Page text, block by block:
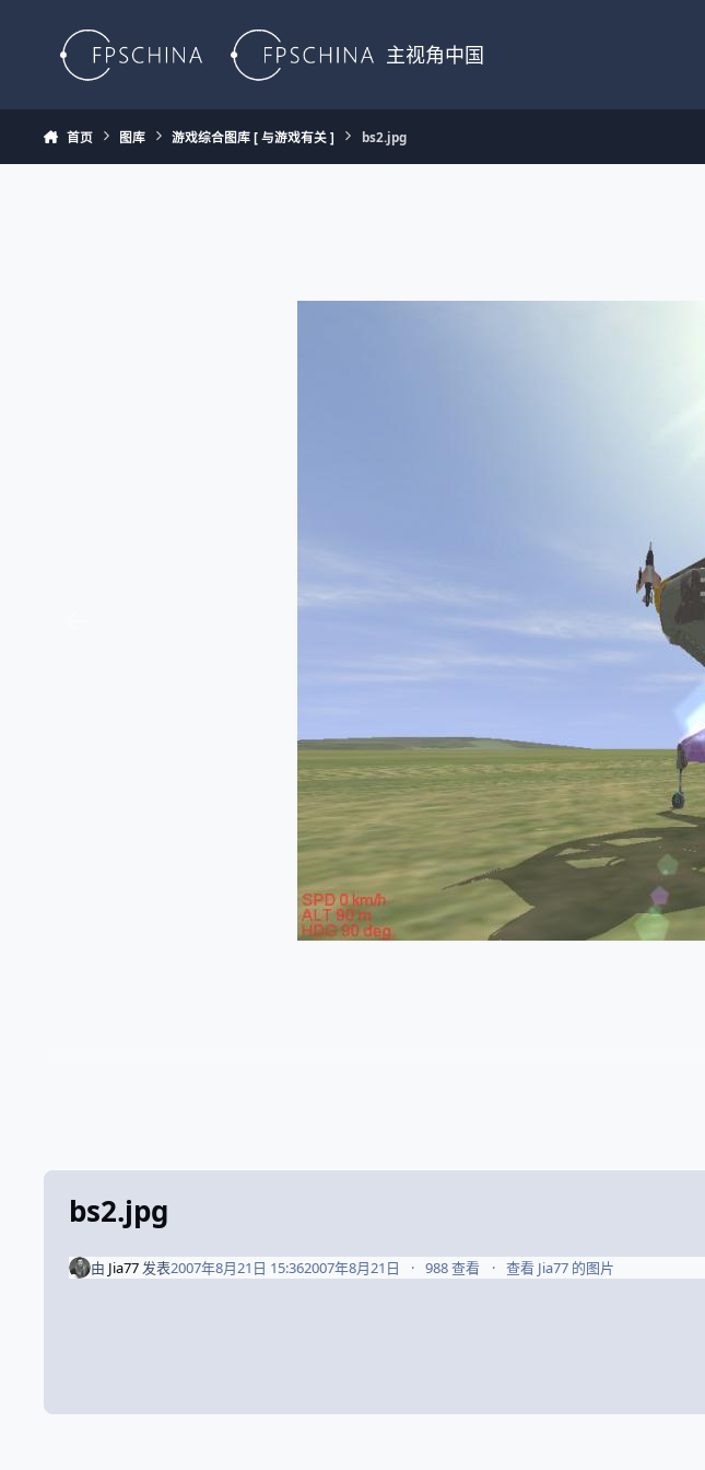
主视角中国
首页 图库 游戏综合图库 [ 与游戏有关 ] bs2.jpg
bs2.jpg
由 Jia77发表2007年8月21日 15:362007年8月21日 988 查看 查看 Jia77 的图片